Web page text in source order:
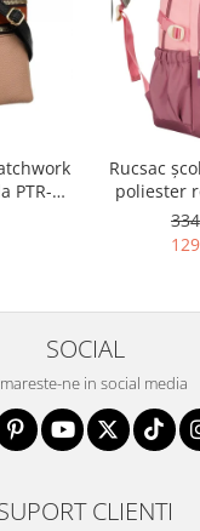
PTR-
Rucsac
poliester
reglabile -
PTN
SOCIAL
ne in social media
CLIENTI